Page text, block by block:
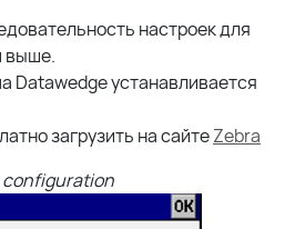
настроек для
выше.
Datawedge устанавливается
загрузить на сайтеZebra
configuration